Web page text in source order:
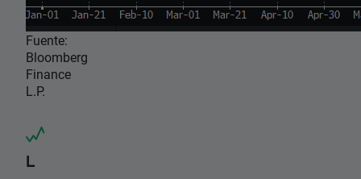
Fuente:
Bloomberg
Finance
L.P.
L